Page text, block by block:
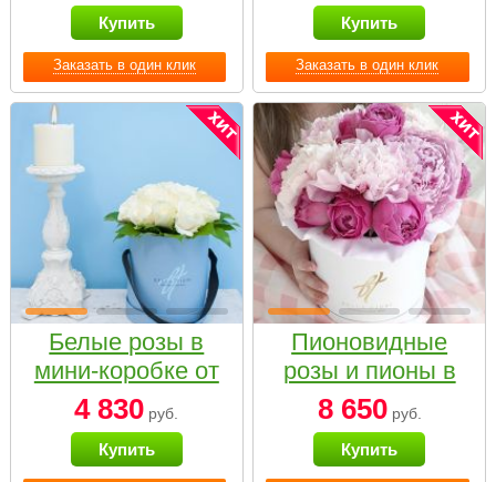
Заказать в один клик
Купить
Заказать в один клик
Купить
Белые розы в
мини-коробке от
Bella Fiori
4 830 руб.
Купить
Пионовидные
розы и пионы в
белой коробке
Small
8 650руб.
Купить